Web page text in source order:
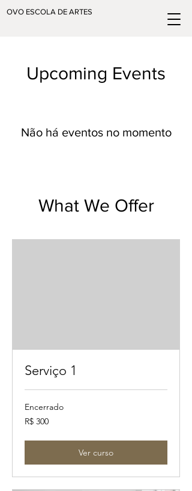
OVO ESCOLA DE ARTES
Upcoming Events
Não há eventos no momento
What We Offer
Serviço 1
Encerrado
300
Reais
R$ 300
Ver curso